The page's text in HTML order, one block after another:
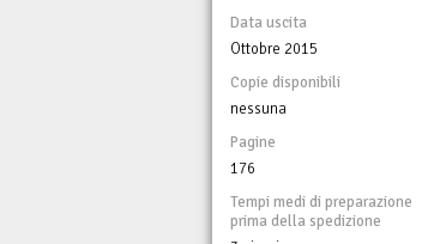
Data uscita
Ottobre 2015
Copie disponibili
nessuna
Pagine
176
Tempi medi di preparazione
prima della spedizione